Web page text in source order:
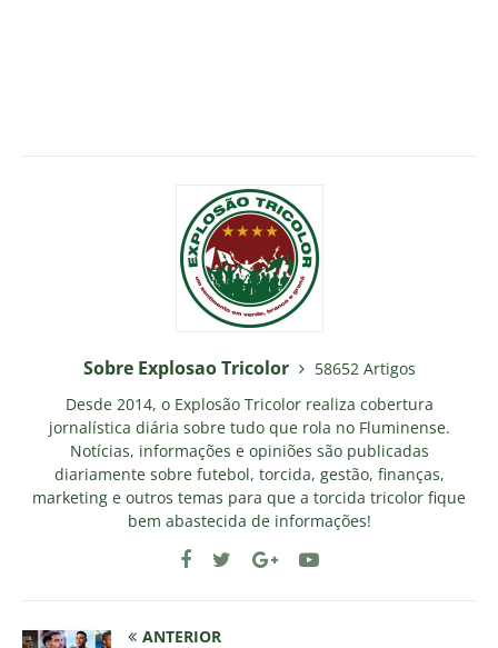
Sobre Explosao Tricolor
58652 Artigos
Desde 2014, o Explosão Tricolor realiza cobertura
jornalística diária sobre tudo que rola no Fluminense.
Notícias, informações e opiniões são publicadas
diariamente sobre futebol, torcida, gestão, finanças,
marketing e outros temas para que a torcida tricolor fique
bem abastecida de informações!
ANTERIOR